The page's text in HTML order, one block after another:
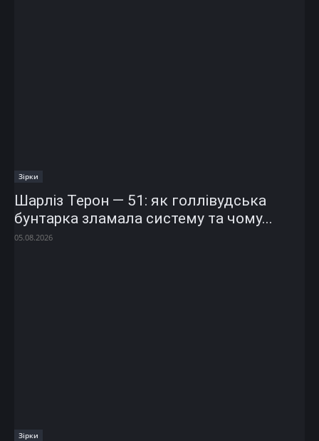
Зірки
Шарліз Терон — 51: як голлівудська
бунтарка зламала систему та чому...
05.08.2026
Зірки